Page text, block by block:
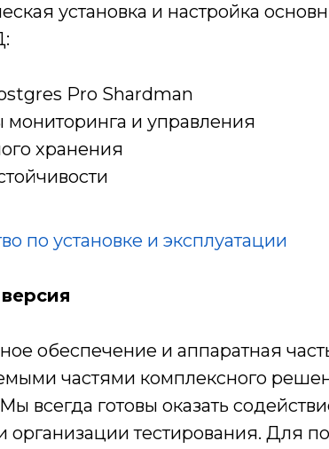
установка и настройка
Pro Shardman
мониторинга и управления
хранения
по установке и эксплуатации
обеспечение и аппаратная
частями комплексного
всегда готовы оказать
организации тестирования. Для